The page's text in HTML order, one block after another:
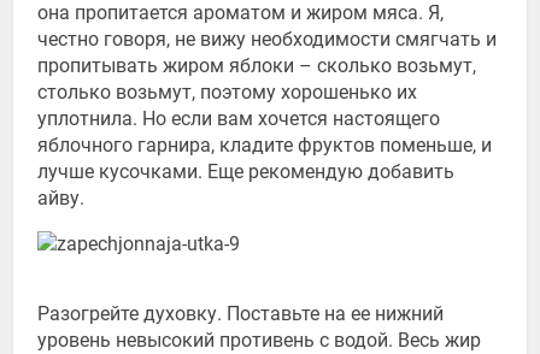
она пропитается ароматом и жиром мяса. Я,
честно говоря, не вижу необходимости смягчать и
пропитывать жиром яблоки – сколько возьмут,
столько возьмут, поэтому хорошенько их
уплотнила. Но если вам хочется настоящего
яблочного гарнира, кладите фруктов поменьше, и
лучше кусочками. Еще рекомендую добавить
айву.
Разогрейте духовку. Поставьте на ее нижний
уровень невысокий противень с водой. Весь жир